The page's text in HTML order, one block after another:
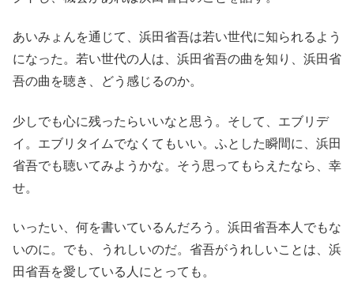
あいみょんを通じて、浜田省吾は若い世代に知られるよう
になった。若い世代の人は、浜田省吾の曲を知り、浜田省
吾の曲を聴き、どう感じるのか。
少しでも心に残ったらいいなと思う。そして、エブリデ
イ。エブリタイムでなくてもいい。ふとした瞬間に、浜田
省吾でも聴いてみようかな。そう思ってもらえたなら、幸
せ。
いったい、何を書いているんだろう。浜田省吾本人でもな
いのに。でも、うれしいのだ。省吾がうれしいことは、浜
田省吾を愛している人にとっても。